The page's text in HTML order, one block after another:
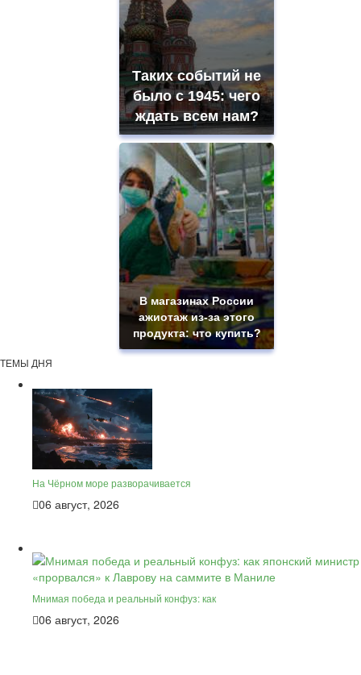
Таких событий не
было с 1945: чего
ждать всем нам?
В магазинах России
ажиотаж из-за этого
продукта: что купить?
ТЕМЫ ДНЯ
На Чёрном море разворачивается
06 август, 2026
Мнимая победа и реальный конфуз: как
06 август, 2026